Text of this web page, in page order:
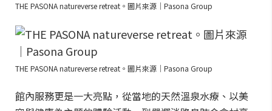
THE PASONA natureverse retreat。圖片來源｜Pasona Group
THE PASONA natureverse retreat。圖片來源｜Pasona Group
館內服務更是一大亮點，從當地的天然溫泉水療、以美